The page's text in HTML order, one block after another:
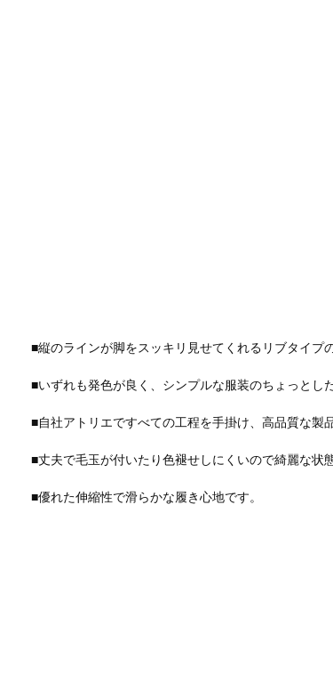
■縦のラインが脚をスッキリ見せてくれるリブタイプ
■いずれも発色が良く、シンプルな服装のちょっとし
■自社アトリエですべての工程を手掛け、高品質な製
■丈夫で毛玉が付いたり色褪せしにくいので綺麗な状
■優れた伸縮性で滑らかな履き心地です。